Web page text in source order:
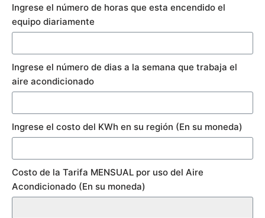
Ingrese el número de horas que esta encendido el
equipo diariamente
Ingrese el número de dias a la semana que trabaja el
aire acondicionado
Ingrese el costo del KWh en su región (En su moneda)
Costo de la Tarifa MENSUAL por uso del Aire
Acondicionado (En su moneda)